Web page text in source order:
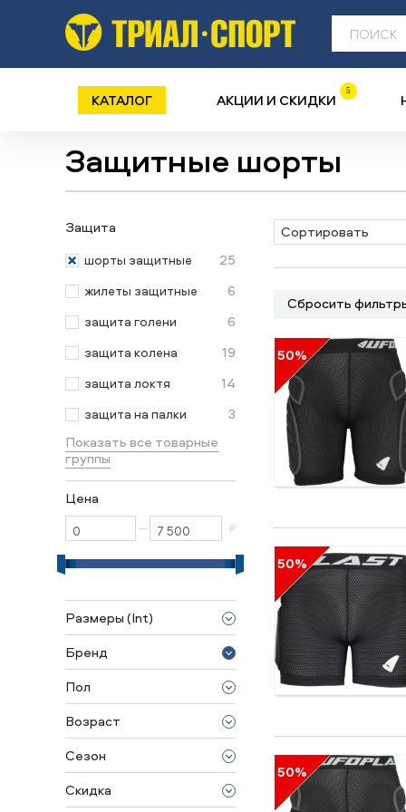
КАТАЛОГ АКЦИИ И СКИДКИ 5
Защитные шорты
Защита
шорты защитные 25
жилеты защитные 6
защита голени 6
защита колена 19
защита локтя 14
защита на палки
3
Показать все товарные
группы
Цена
— ₽
Размеры (Int)
XS
S
M
L
XL
Бренд
TSG
UFO
USD Pro
Пол
унисекс
Возраст
для взрослых
для подростков
Сезон
2024/2025
2023/2024
Скидка
Сортировать
Сбросить
50%
50%
50%